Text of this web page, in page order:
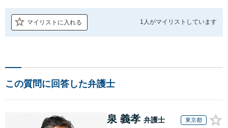
マイリストに入れる 1人がマイリストしています
この質問に回答した弁護士
泉 義孝 弁護士 東京都